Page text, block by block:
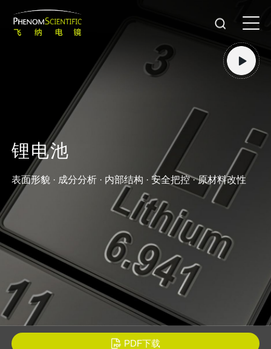
锂电池
表面形貌 · 成分分析 · 内部结构 · 安全把控 · 原材料改性
PDF下载